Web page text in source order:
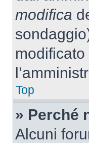
modifica
Top
» Perché
Alcuni